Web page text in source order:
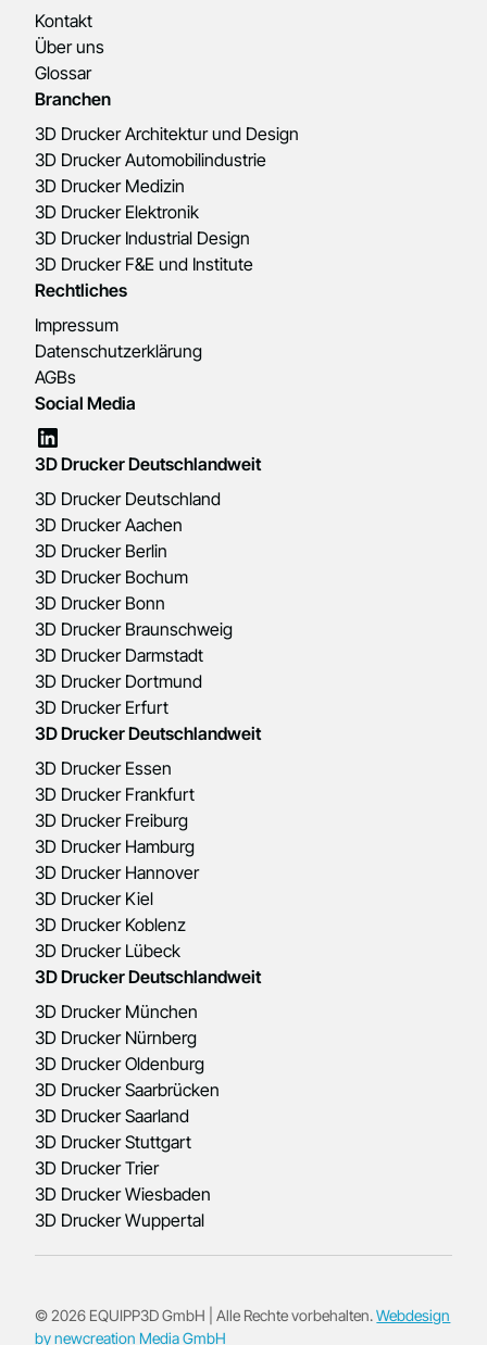
Kontakt
Über uns
Glossar
Branchen
3D Drucker Architektur und Design
3D Drucker Automobilindustrie
3D Drucker Medizin
3D Drucker Elektronik
3D Drucker Industrial Design
3D Drucker F&E und Institute
Rechtliches
Impressum
Datenschutzerklärung
AGBs
Social Media
3D Drucker Deutschlandweit
3D Drucker Deutschland
3D Drucker Aachen
3D Drucker Berlin
3D Drucker Bochum
3D Drucker Bonn
3D Drucker Braunschweig
3D Drucker Darmstadt
3D Drucker Dortmund
3D Drucker Erfurt
3D Drucker Deutschlandweit
3D Drucker Essen
3D Drucker Frankfurt
3D Drucker Freiburg
3D Drucker Hamburg
3D Drucker Hannover
3D Drucker Kiel
3D Drucker Koblenz
3D Drucker Lübeck
3D Drucker Deutschlandweit
3D Drucker München
3D Drucker Nürnberg
3D Drucker Oldenburg
3D Drucker Saarbrücken
3D Drucker Saarland
3D Drucker Stuttgart
3D Drucker Trier
3D Drucker Wiesbaden
3D Drucker Wuppertal
© 2026 EQUIPP3D GmbH | Alle Rechte vorbehalten.Webdesign
by newcreation Media GmbH